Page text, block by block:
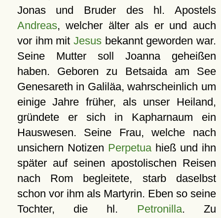
Jonas und Bruder des hl. Apostels
Andreas, welcher älter als er und auch
vor ihm mit Jesusbekannt geworden war.
Seine Mutter soll Joanna geheißen
haben. Geboren zu Betsaida am See
Genesareth in Galiläa, wahrscheinlich um
einige Jahre früher, als unser Heiland,
gründete er sich in Kapharnaum ein
Hauswesen. Seine Frau, welche nach
unsichern Notizen Perpetuahieß und ihn
später auf seinen apostolischen Reisen
nach Rom begleitete, starb daselbst
schon vor ihm als Martyrin. Eben so seine
Tochter, die hl. Petronilla. Zu